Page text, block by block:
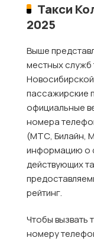
Такси
2025
Выше
местных служб
пассажирские
официальные
номера
(МТС, Билайн,
информацию о
действующих
рейтинг.
Чтобы вызвать
номеру